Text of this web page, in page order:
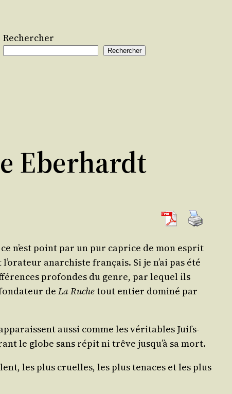
Rechercher
Rechercher
Eberhardt
n’est point par un pur caprice de mon esprit
anar­chiste fran­çais. Si je n’ai pas été
pro­fondes du genre, par lequel ils
deLa Ruchetout entier domi­né par
aus­si comme les véri­tables Juifs-
le globe sans répit ni trêve jusqu’à sa mort.
les plus cruelles, les plus tenaces et les plus